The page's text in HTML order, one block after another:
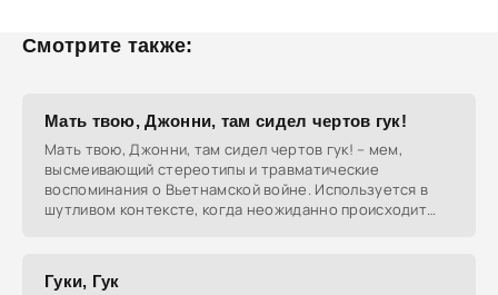
Смотрите также:
Мать твою, Джонни, там сидел чертов гук!
Мать твою, Джонни, там сидел чертов гук! – мем,
высмеивающий стереотипы и травматические
воспоминания о Вьетнамской войне. Используется в
шутливом контексте, когда неожиданно происходит
Гуки, Гук